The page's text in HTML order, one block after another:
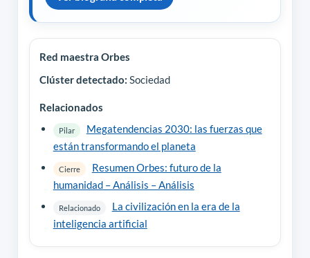
Red maestra Orbes
Clúster detectado: Sociedad
Relacionados
Pilar
Megatendencias 2030: las fuerzas que
están transformando el planeta
Cierre
Resumen Orbes: futuro de la
humanidad – Análisis – Análisis
Relacionado
La civilización en la era de la
inteligencia artificial